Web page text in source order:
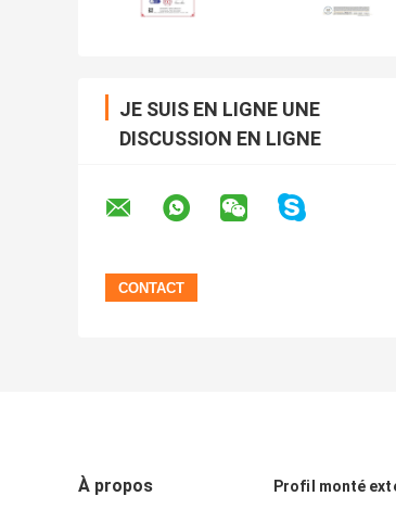
JE SUIS EN LIGNE UNE
DISCUSSION EN LIGNE
À propos Profil monté